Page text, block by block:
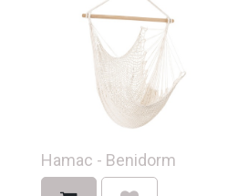
Hamac - Benidorm